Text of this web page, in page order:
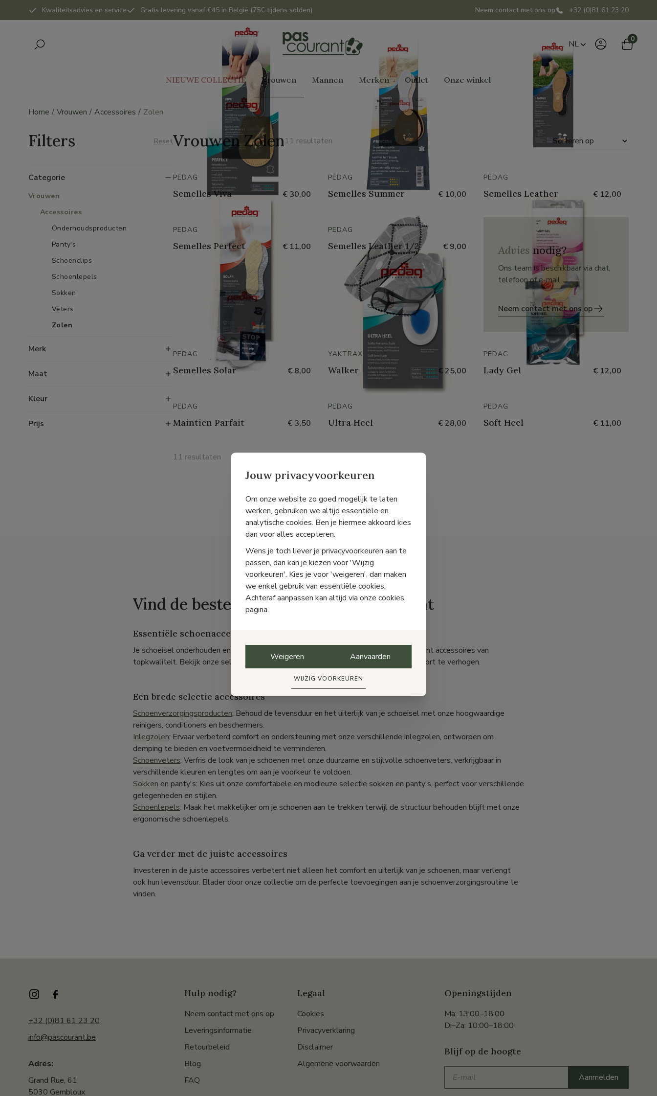
Kwaliteitsadvies en service Gratis levering vanaf €45 in België (75€ tijdens solden) Neem contact met ons op +32 (0)81 61 23 20
NL 0
NIEUWE COLLECTIE Vrouwen Mannen Merken Outlet Onze winkel
Home Vrouwen Accessoires Zolen
Filters Reset
Categorie
Vrouwen
Accessoires
Onderhoudsproducten
Panty's
Schoenclips
Schoenlepels
Sokken
Veters
Zolen
Merk
Maat
Kleur
Prijs
Vrouwen Zolen11 resultaten
Sorteren
op
PEDAG
Semelles Viva € 30,00
PEDAG
Semelles Summer € 10,00
PEDAG
Semelles Leather € 12,00
PEDAG
Semelles Perfect € 11,00
PEDAG
Semelles Leather 1/2 € 9,00 Advies nodig?
Ons team is beschikbaar via chat,
telefoon of e-mail.
Neem contact met ons op
PEDAG
Semelles Solar € 8,00
YAKTRAX
Walker € 25,00
PEDAG
Lady Gel € 12,00
PEDAG
Maintien Parfait € 3,50
PEDAG
Ultra Heel € 28,00
PEDAG
Soft Heel € 11,00
11 resultaten
Vind de beste accessoires bij Pas Courant
Essentiële schoenaccessoires voor optimale schoenverzorging
Je schoeisel onderhouden en verbeteren is een fluitje van een cent met ons assortiment accessoires van
topkwaliteit. Bekijk onze selectie om je schoenen in topconditie te houden en je comfort te verhogen.
Een brede selectie accessoires
Schoenverzorgingsproducten: Behoud de levensduur en het uiterlijk van je schoeisel met onze hoogwaardige
reinigers, conditioners en beschermers.
Inlegzolen: Ervaar verbeterd comfort en ondersteuning met onze verschillende inlegzolen, ontworpen om
demping te bieden en voetvermoeidheid te verminderen.
Schoenveters: Verfris de look van je schoenen met onze duurzame en stijlvolle schoenveters, verkrijgbaar in
verschillende kleuren en lengtes om aan je voorkeur te voldoen.
Sokken en panty's: Kies uit onze comfortabele en modieuze selectie sokken en panty's, perfect voor verschillende
gelegenheden en stijlen.
Schoenlepels: Maak het makkelijker om je schoenen aan te trekken terwijl de structuur behouden blijft met onze
ergonomische schoenlepels.
Ga verder met de juiste accessoires
Investeren in de juiste accessoires verbetert niet alleen het comfort en uiterlijk van je schoenen, maar verlengt
ook hun levensduur. Blader door onze collectie om de perfecte toevoegingen aan je schoenverzorgingsroutine te
vinden.
+32 (0)81 61 23 20
info@pascourant.be
Adres:
Grand Rue, 61
5030 Gembloux
Hulp nodig?
Neem contact met ons op
Leveringsinformatie
Retourbeleid
Blog
FAQ
Legaal
Cookies
Privacyverklaring
Disclaimer
Algemene voorwaarden
Openingstijden
Ma: 13:00–18:00
Di–Za: 10:00–18:00
Blijf op de hoogte
mail
Aanmelden
Jouw privacyvoorkeuren
Om onze website zo goed mogelijk te laten
werken, gebruiken we altijd essentiële en
analytische cookies. Ben je hiermee akkoord kies
dan voor alles accepteren.
Wens je toch liever je privacyvoorkeuren aan te
passen, dan kan je kiezen voor 'Wijzig
voorkeuren'. Kies je voor 'weigeren', dan maken
we enkel gebruik van essentiële cookies.
Achteraf aanpassen kan altijd via onze cookies
pagina.
Weigeren Aanvaarden
WIJZIG VOORKEUREN